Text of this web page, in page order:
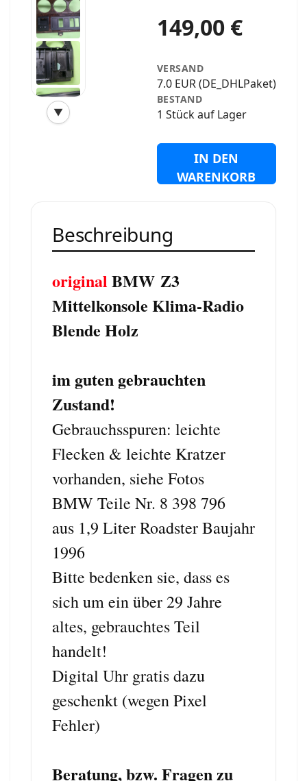
▼
‹
149,00 €
VERSAND
7.0 EUR (DE_DHLPaket)
BESTAND
1 Stück auf Lager
IN DEN
WARENKORB
Beschreibung
original BMW Z3
Mittelkonsole Klima-Radio
Blende Holz
im guten gebrauchten
Zustand!
Gebrauchsspuren: leichte
Flecken & leichte Kratzer
vorhanden, siehe Fotos
BMW Teile Nr. 8 398 796
aus 1,9 Liter Roadster Baujahr
1996
Bitte bedenken sie, dass es
sich um ein über 29 Jahre
altes, gebrauchtes Teil
handelt!
Digital Uhr gratis dazu
geschenkt (wegen Pixel
Fehler)
Beratung, bzw. Fragen zu